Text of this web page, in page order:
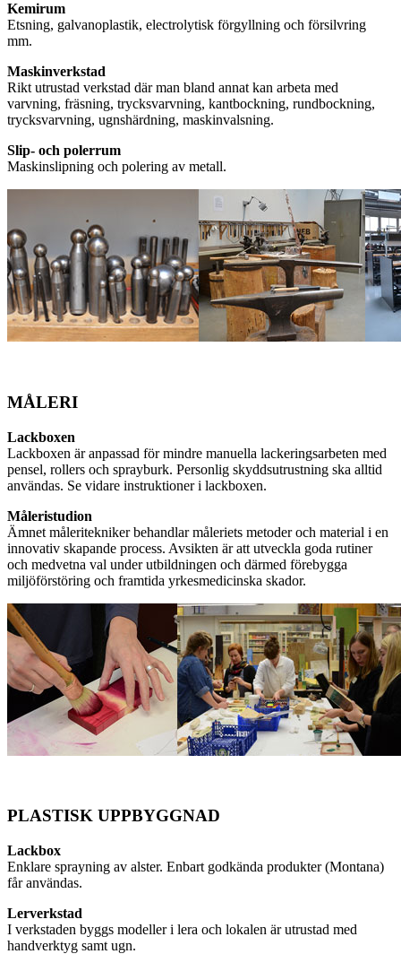
Kemirum
Etsning, galvanoplastik, electrolytisk förgyllning och försilvring
mm.
Maskinverkstad
Rikt utrustad verkstad där man bland annat kan arbeta med
varvning, fräsning, trycksvarvning, kantbockning, rundbockning,
trycksvarvning, ugnshärdning, maskinvalsning.
Slip- och polerrum
Maskinslipning och polering av metall.
MÅLERI
Lackboxen
Lackboxen är anpassad för mindre manuella lackeringsarbeten med
pensel, rollers och sprayburk. Personlig skyddsutrustning ska alltid
användas. Se vidare instruktioner i lackboxen.
Måleristudion
Ämnet måleritekniker behandlar måleriets metoder och material i en
innovativ skapande process. Avsikten är att utveckla goda rutiner
och medvetna val under utbildningen och därmed förebygga
miljöförstöring och framtida yrkesmedicinska skador.
PLASTISK UPPBYGGNAD
Lackbox
Enklare sprayning av alster. Enbart godkända produkter (Montana)
får användas.
Lerverkstad
I verkstaden byggs modeller i lera och lokalen är utrustad med
handverktyg samt ugn.